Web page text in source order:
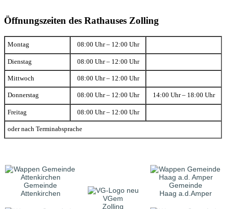
Öffnungszeiten des Rathauses Zolling
Montag 08:00 Uhr – 12:00 Uhr
Dienstag 08:00 Uhr – 12:00 Uhr
Mittwoch 08:00 Uhr – 12:00 Uhr
Donnerstag 08:00 Uhr – 12:00 Uhr 14:00 Uhr – 18:00 Uhr
Freitag 08:00 Uhr – 12:00 Uhr
oder nach Terminabsprache
Gemeinde
Attenkirchen
VGem
Zolling
Gemeinde
Haag a.d.Amper